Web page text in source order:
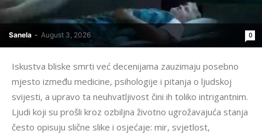
Sanela - August 3, 2026 0
Iskustva bliske smrti već decenijama zauzimaju posebno
mjesto između medicine, psihologije i pitanja o ljudskoj
svijesti, a upravo ta neuhvatljivost čini ih toliko intrigantnim.
Ljudi koji su prošli kroz ozbiljna životno ugrožavajuća stanja
često opisuju slične slike i osjećaje: mir, svjetlost,